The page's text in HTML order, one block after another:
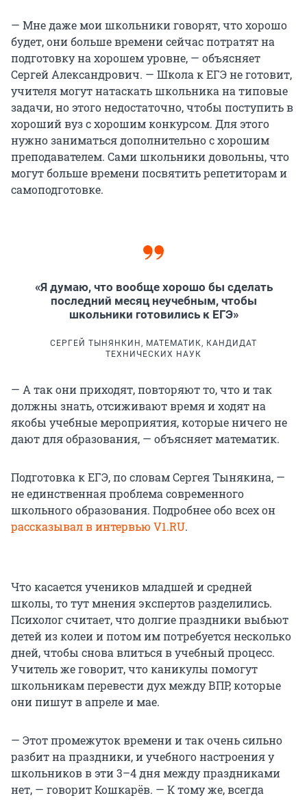
— Мне даже мои школьники говорят, что хорошо
будет, они больше времени сейчас потратят на
подготовку на хорошем уровне, — объясняет
Сергей Александрович. — Школа к ЕГЭ не готовит,
учителя могут натаскать школьника на типовые
задачи, но этого недостаточно, чтобы поступить в
хороший вуз с хорошим конкурсом. Для этого
нужно заниматься дополнительно с хорошим
преподавателем. Сами школьники довольны, что
могут больше времени посвятить репетиторам и
самоподготовке.
«Я думаю, что вообще хорошо бы сделать
последний месяц неучебным, чтобы
школьники готовились к ЕГЭ»
СЕРГЕЙ ТЫНЯНКИН, МАТЕМАТИК, КАНДИДАТ
ТЕХНИЧЕСКИХ НАУК
— А так они приходят, повторяют то, что и так
должны знать, отсиживают время и ходят на
якобы учебные мероприятия, которые ничего не
дают для образования, — объясняет математик.
Подготовка к ЕГЭ, по словам Сергея Тынякина, —
не единственная проблема современного
школьного образования. Подробнее обо всех он
рассказывал в интервью V1.RU.
Что касается учеников младшей и средней
школы, то тут мнения экспертов разделились.
Психолог считает, что долгие праздники выбьют
детей из колеи и потом им потребуется несколько
дней, чтобы снова влиться в учебный процесс.
Учитель же говорит, что каникулы помогут
школьникам перевести дух между ВПР, которые
они пишут в апреле и мае.
— Этот промежуток времени и так очень сильно
разбит на праздники, и учебного настроения у
школьников в эти 3–4 дня между праздниками
нет, — говорит Кошкарёв. — К тому же, всегда